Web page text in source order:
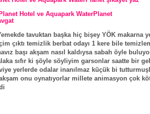
Hotel ve Aquapark WaterPlanet
tavuktan başka hiç bişey YÖK makarna
çıktı temizlik berbat odayı 1 kere bile
başı akşam nasıl kaldıysa sabah öyle
sıfır ki şöyle söyliyim garsonlar saatte bir
yerlerde odalar inanılmaz küçük bi
onu oynatıyorlar millete animasyon çok